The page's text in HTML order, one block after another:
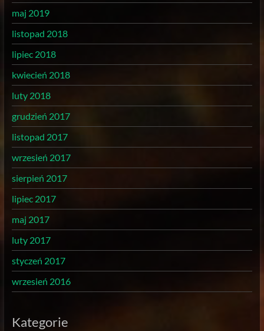
maj 2019
listopad 2018
lipiec 2018
kwiecień 2018
luty 2018
grudzień 2017
listopad 2017
wrzesień 2017
sierpień 2017
lipiec 2017
maj 2017
luty 2017
styczeń 2017
wrzesień 2016
Kategorie